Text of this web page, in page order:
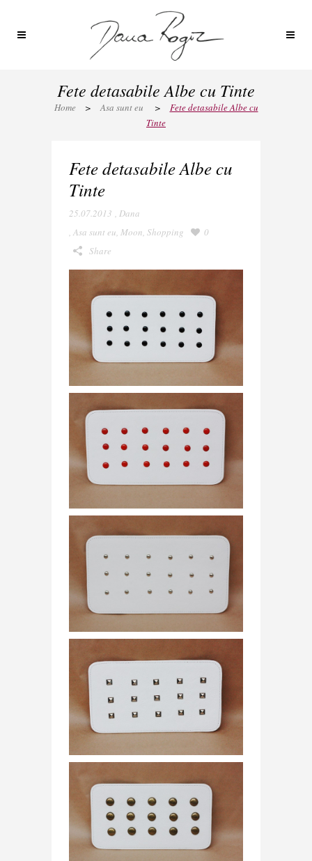
Fete detasabile Albe cu Tinte
Home > Asa sunt eu >
Fete detasabile Albe cu
Tinte
Fete detasabile Albe cu
Tinte
25.07.2013 , Dana
, Asa sunt eu, Moon, Shopping
0
Share